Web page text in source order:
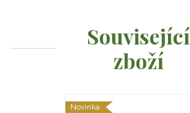
Související
zboží
Novinka